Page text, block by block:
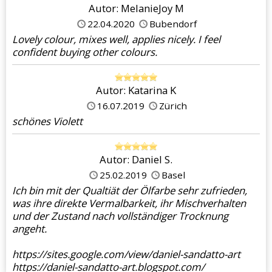
Autor: MelanieJoy M
22.04.2020 Bubendorf
Lovely colour, mixes well, applies nicely. I feel
confident buying other colours.
Autor: Katarina K
16.07.2019 Zürich
schönes Violett
Autor: Daniel S.
25.02.2019 Basel
Ich bin mit der Qualtiät der Ölfarbe sehr zufrieden,
was ihre direkte Vermalbarkeit, ihr Mischverhalten
und der Zustand nach vollständiger Trocknung
angeht.
https://sites.google.com/view/daniel-sandatto-art
https://daniel-sandatto-art.blogspot.com/